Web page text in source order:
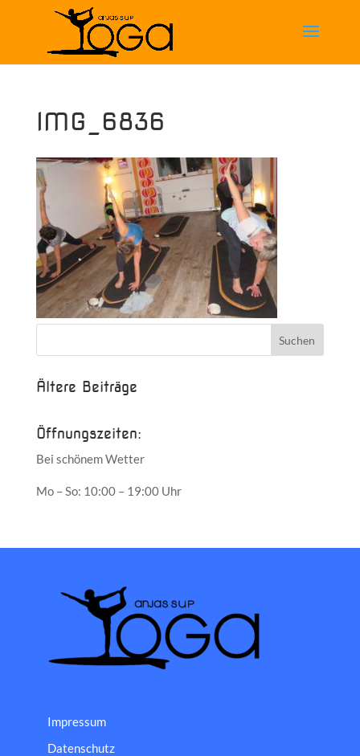
IMG_6836
Ältere Beiträge
Öffnungszeiten:
Bei schönem Wetter
Mo – So: 10:00 – 19:00 Uhr
Impressum
Datenschutz